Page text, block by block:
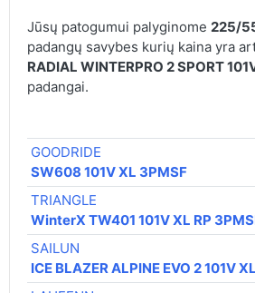
Jūsų patogumui palyginome 225/
padangų savybes kurių kaina yra
RADIAL WINTERPRO 2 SPORT
padangai.
GOODRIDE
SW608 101V XL 3PMSF
TRIANGLE
WinterX TW401 101V XL RP
SAILUN
ICE BLAZER ALPINE EVO 2 101V